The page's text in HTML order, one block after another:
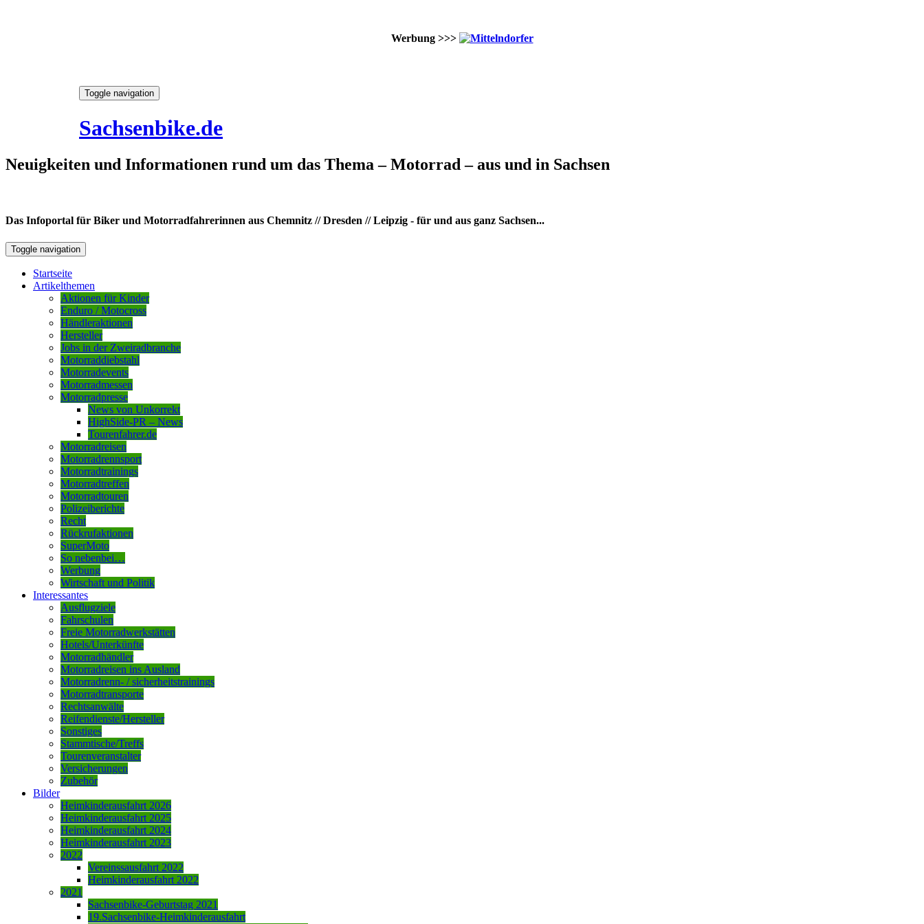
Werbung >>>
Toggle navigation
Sachsenbike.de
Neuigkeiten und Informationen rund um das Thema – Motorrad – aus und in Sachsen
Das Infoportal für Biker und Motorradfahrerinnen aus Chemnitz // Dresden // Leipzig - für und aus ganz Sachsen...
Toggle navigation
Startseite
Artikelthemen
Aktionen für Kinder
Enduro / Motocross
Händleraktionen
Hersteller
Jobs in der Zweiradbranche
Motorraddiebstahl
Motorradevents
Motorradmessen
Motorradpresse
News von Unkorrekt
HighSide-PR – News
Tourenfahrer.de
Motorradreisen
Motorradrennsport
Motorradtrainings
Motorradtreffen
Motorradtouren
Polizeiberichte
Recht
Rückrufaktionen
SuperMoto
So nebenbei…
Werbung
Wirtschaft und Politik
Interessantes
Ausflugziele
Fahrschulen
Freie Motorradwerkstätten
Hotels/Unterkünfte
Motorradhändler
Motorradreisen ins Ausland
Motorradrenn- / sicherheitstrainings
Motorradtransporte
Rechtsanwälte
Reifendienste/Hersteller
Sonstiges
Stammtische/Treffs
Tourenveranstalter
Versicherungen
Zubehör
Bilder
Heimkinderausfahrt 2026
Heimkinderausfahrt 2025
Heimkinderausfahrt 2024
Heimkinderausfahrt 2023
2022
Vereinssausfahrt 2022
Heimkinderausfahrt 2022
2021
Sachsenbike-Geburtstag 2021
19.Sachsenbike-Heimkinderausfahrt